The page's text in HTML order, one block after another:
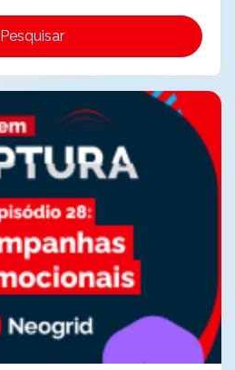
Pesquisar